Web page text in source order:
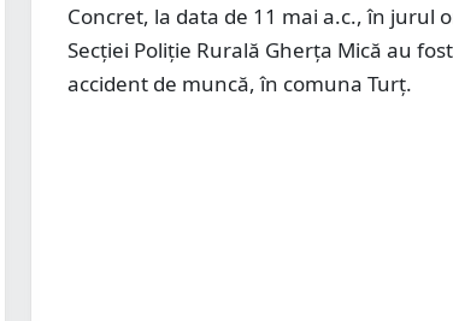
Concret, la data de 11 mai a.c., în jurul
Secției Poliție Rurală Gherța Mică au
accident de muncă, în comuna Turț.